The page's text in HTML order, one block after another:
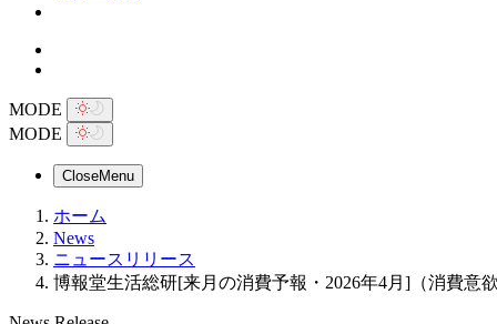
MODE
MODE
CloseMenu
ホーム
News
ニュースリリース
博報堂生活総研[来月の消費予報・2026年4月]（消費意